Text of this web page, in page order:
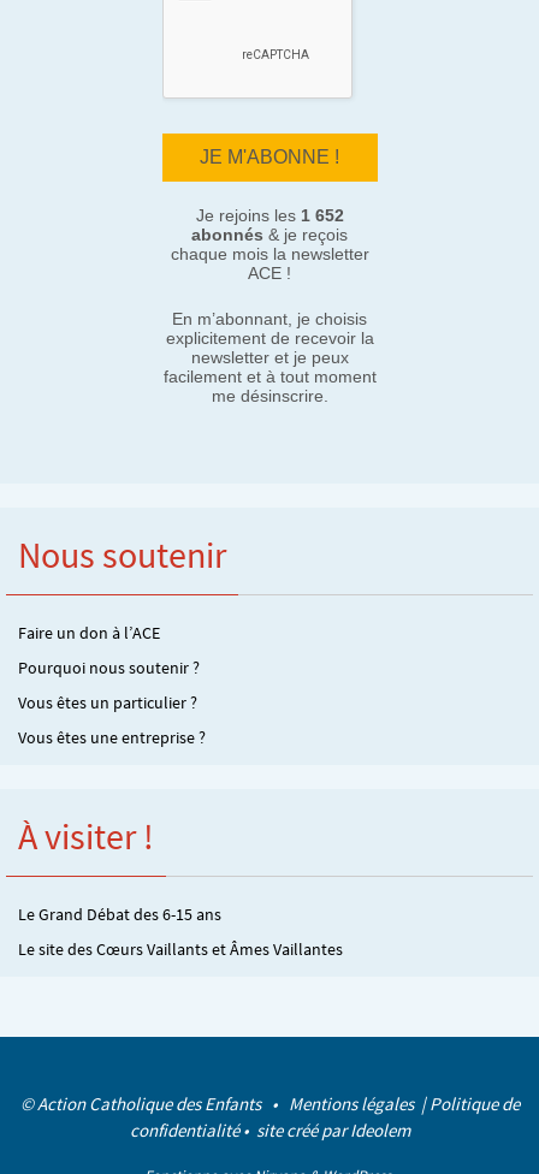
Je rejoins les 1 652
abonnés & je reçois
chaque mois la newsletter
ACE !
En m’abonnant, je choisis
explicitement de recevoir la
newsletter et je peux
facilement et à tout moment
me désinscrire.
Nous soutenir
Faire un don à l’ACE
Pourquoi nous soutenir ?
Vous êtes un particulier ?
Vous êtes une entreprise ?
À visiter !
Le Grand Débat des 6-15 ans
Le site des Cœurs Vaillants et Âmes Vaillantes
© Action Catholique des Enfants • Mentions légales |Politique de
confidentialité• site créé parIdeolem